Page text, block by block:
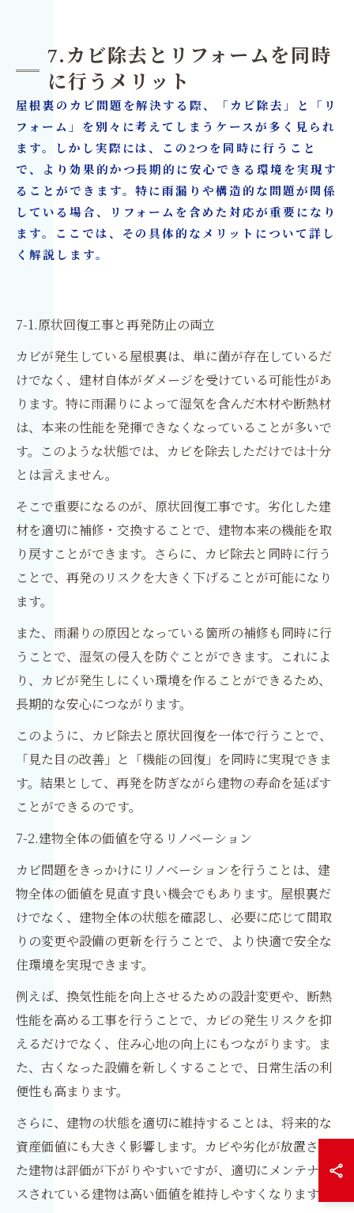
7.カビ除去とリフォームを同時
に行うメリット
屋根裏のカビ問題を解決する際、「カビ除去」と「リ
フォーム」を別々に考えてしまうケースが多く見られ
ます。しかし実際には、この2つを同時に行うこと
で、より効果的かつ長期的に安心できる環境を実現す
ることができます。特に雨漏りや構造的な問題が関係
している場合、リフォームを含めた対応が重要になり
ます。ここでは、その具体的なメリットについて詳し
く解説します。
7-1.原状回復工事と再発防止の両立
カビが発生している屋根裏は、単に菌が存在しているだ
けでなく、建材自体がダメージを受けている可能性があ
ります。特に雨漏りによって湿気を含んだ木材や断熱材
は、本来の性能を発揮できなくなっていることが多いで
す。このような状態では、カビを除去しただけでは十分
とは言えません。
そこで重要になるのが、原状回復工事です。劣化した建
材を適切に補修・交換することで、建物本来の機能を取
り戻すことができます。さらに、カビ除去と同時に行う
ことで、再発のリスクを大きく下げることが可能になり
ます。
また、雨漏りの原因となっている箇所の補修も同時に行
うことで、湿気の侵入を防ぐことができます。これによ
り、カビが発生しにくい環境を作ることができるため、
長期的な安心につながります。
このように、カビ除去と原状回復を一体で行うことで、
「見た目の改善」と「機能の回復」を同時に実現できま
す。結果として、再発を防ぎながら建物の寿命を延ばす
ことができるのです。
7-2.建物全体の価値を守るリノベーション
カビ問題をきっかけにリノベーションを行うことは、建
物全体の価値を見直す良い機会でもあります。屋根裏だ
けでなく、建物全体の状態を確認し、必要に応じて間取
りの変更や設備の更新を行うことで、より快適で安全な
住環境を実現できます。
例えば、換気性能を向上させるための設計変更や、断熱
性能を高める工事を行うことで、カビの発生リスクを抑
えるだけでなく、住み心地の向上にもつながります。ま
た、古くなった設備を新しくすることで、日常生活の利
便性も高まります。
さらに、建物の状態を適切に維持することは、将来的な
資産価値にも大きく影響します。カビや劣化が放置され
た建物は評価が下がりやすいですが、適切にメンテナン
スされている建物は高い価値を維持しやすくなります。